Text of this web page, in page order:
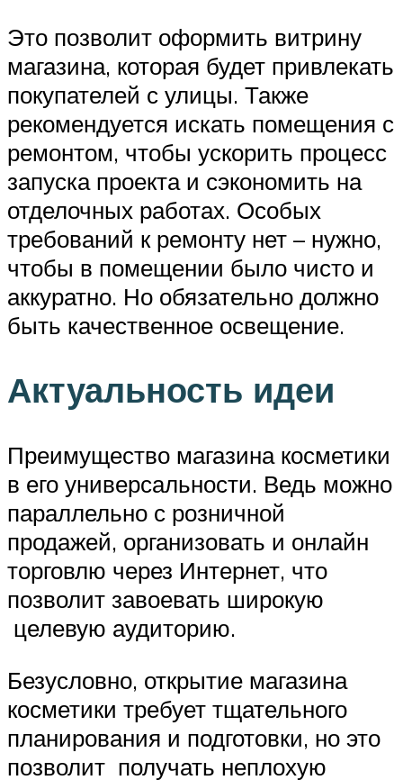
Это позволит оформить витрину
магазина, которая будет привлекать
покупателей с улицы. Также
рекомендуется искать помещения с
ремонтом, чтобы ускорить процесс
запуска проекта и сэкономить на
отделочных работах. Особых
требований к ремонту нет – нужно,
чтобы в помещении было чисто и
аккуратно. Но обязательно должно
быть качественное освещение.
Актуальность идеи
Преимущество магазина косметики
в его универсальности. Ведь можно
параллельно с розничной
продажей, организовать и онлайн
торговлю через Интернет, что
позволит завоевать широкую
целевую аудиторию.
Безусловно, открытие магазина
косметики требует тщательного
планирования и подготовки, но это
позволит получать неплохую